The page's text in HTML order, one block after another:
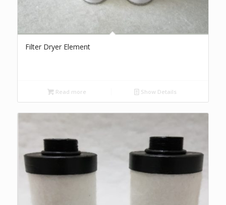
Filter Dryer Element
Read more Show Details